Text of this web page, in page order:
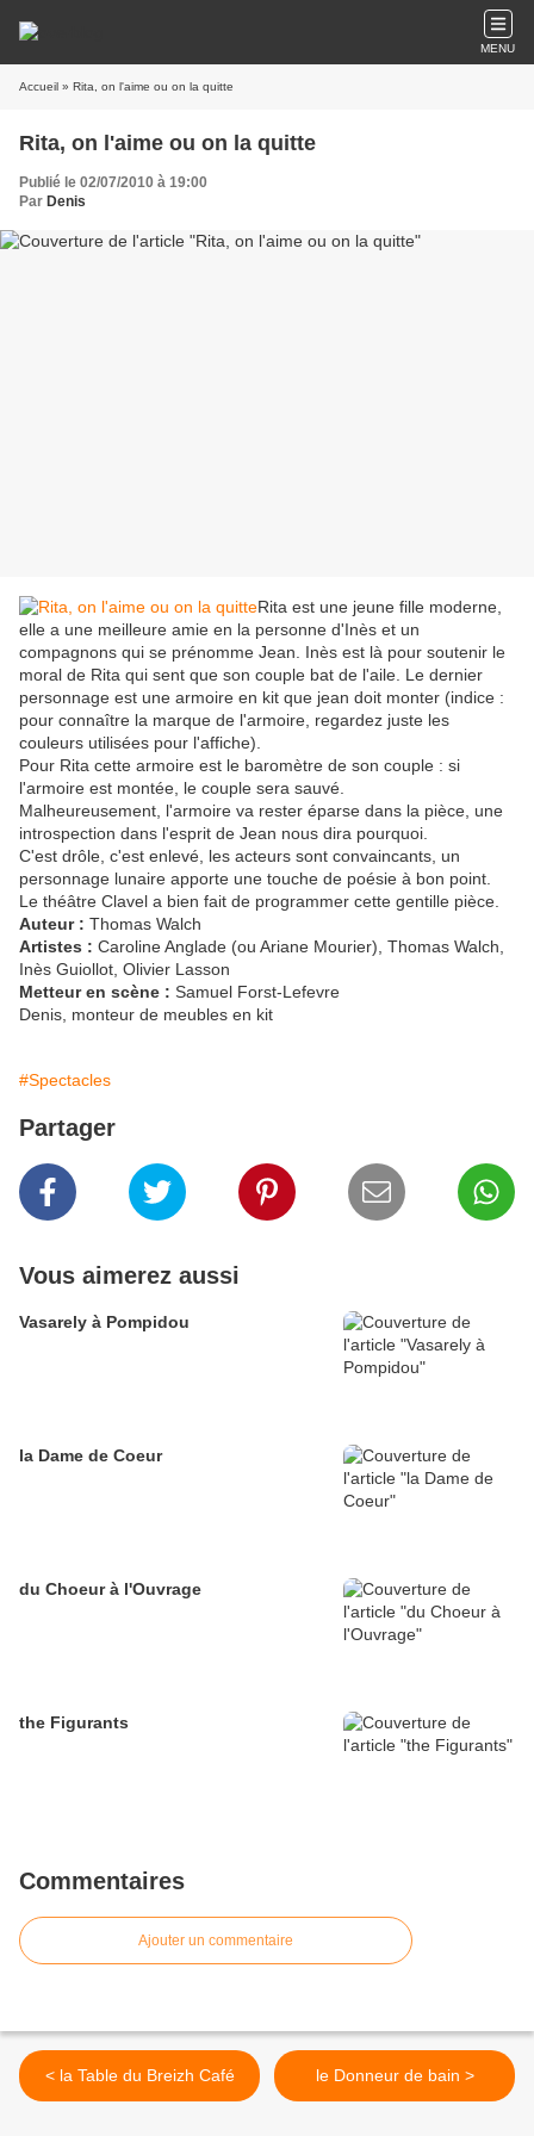
MENU
Accueil » Rita, on l'aime ou on la quitte
Rita, on l'aime ou on la quitte
Publié le 02/07/2010 à 19:00
Par Denis
Rita est une jeune fille moderne,
elle a une meilleure amie en la personne d'Inès et un
compagnons qui se prénomme Jean. Inès est là pour soutenir le
moral de Rita qui sent que son couple bat de l'aile. Le dernier
personnage est une armoire en kit que jean doit monter (indice :
pour connaître la marque de l'armoire, regardez juste les
couleurs utilisées pour l'affiche).
Pour Rita cette armoire est le baromètre de son couple : si
l'armoire est montée, le couple sera sauvé.
Malheureusement, l'armoire va rester éparse dans la pièce, une
introspection dans l'esprit de Jean nous dira pourquoi.
C'est drôle, c'est enlevé, les acteurs sont convaincants, un
personnage lunaire apporte une touche de poésie à bon point.
Le théâtre Clavel a bien fait de programmer cette gentille pièce.
Auteur : Thomas Walch
Artistes : Caroline Anglade (ou Ariane Mourier), Thomas Walch,
Inès Guiollot, Olivier Lasson
Metteur en scène : Samuel Forst-Lefevre
Denis, monteur de meubles en kit
#Spectacles
Partager
Vous aimerez aussi
Vasarely à Pompidou
la Dame de Coeur
du Choeur à l'Ouvrage
the Figurants
Commentaires
Ajouter un commentaire
< la Table du Breizh Café le Donneur de bain >